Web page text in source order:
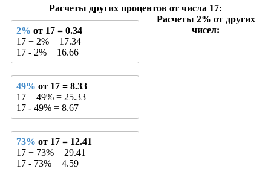
Расчеты других процентов от числа 17:
2% от 17 = 0.34
17 + 2% = 17.34
17 - 2% = 16.66
49% от 17 = 8.33
17 + 49% = 25.33
17 - 49% = 8.67
73% от 17 = 12.41
17 + 73% = 29.41
17 - 73% = 4.59
Расчеты 2% от других
чисел: